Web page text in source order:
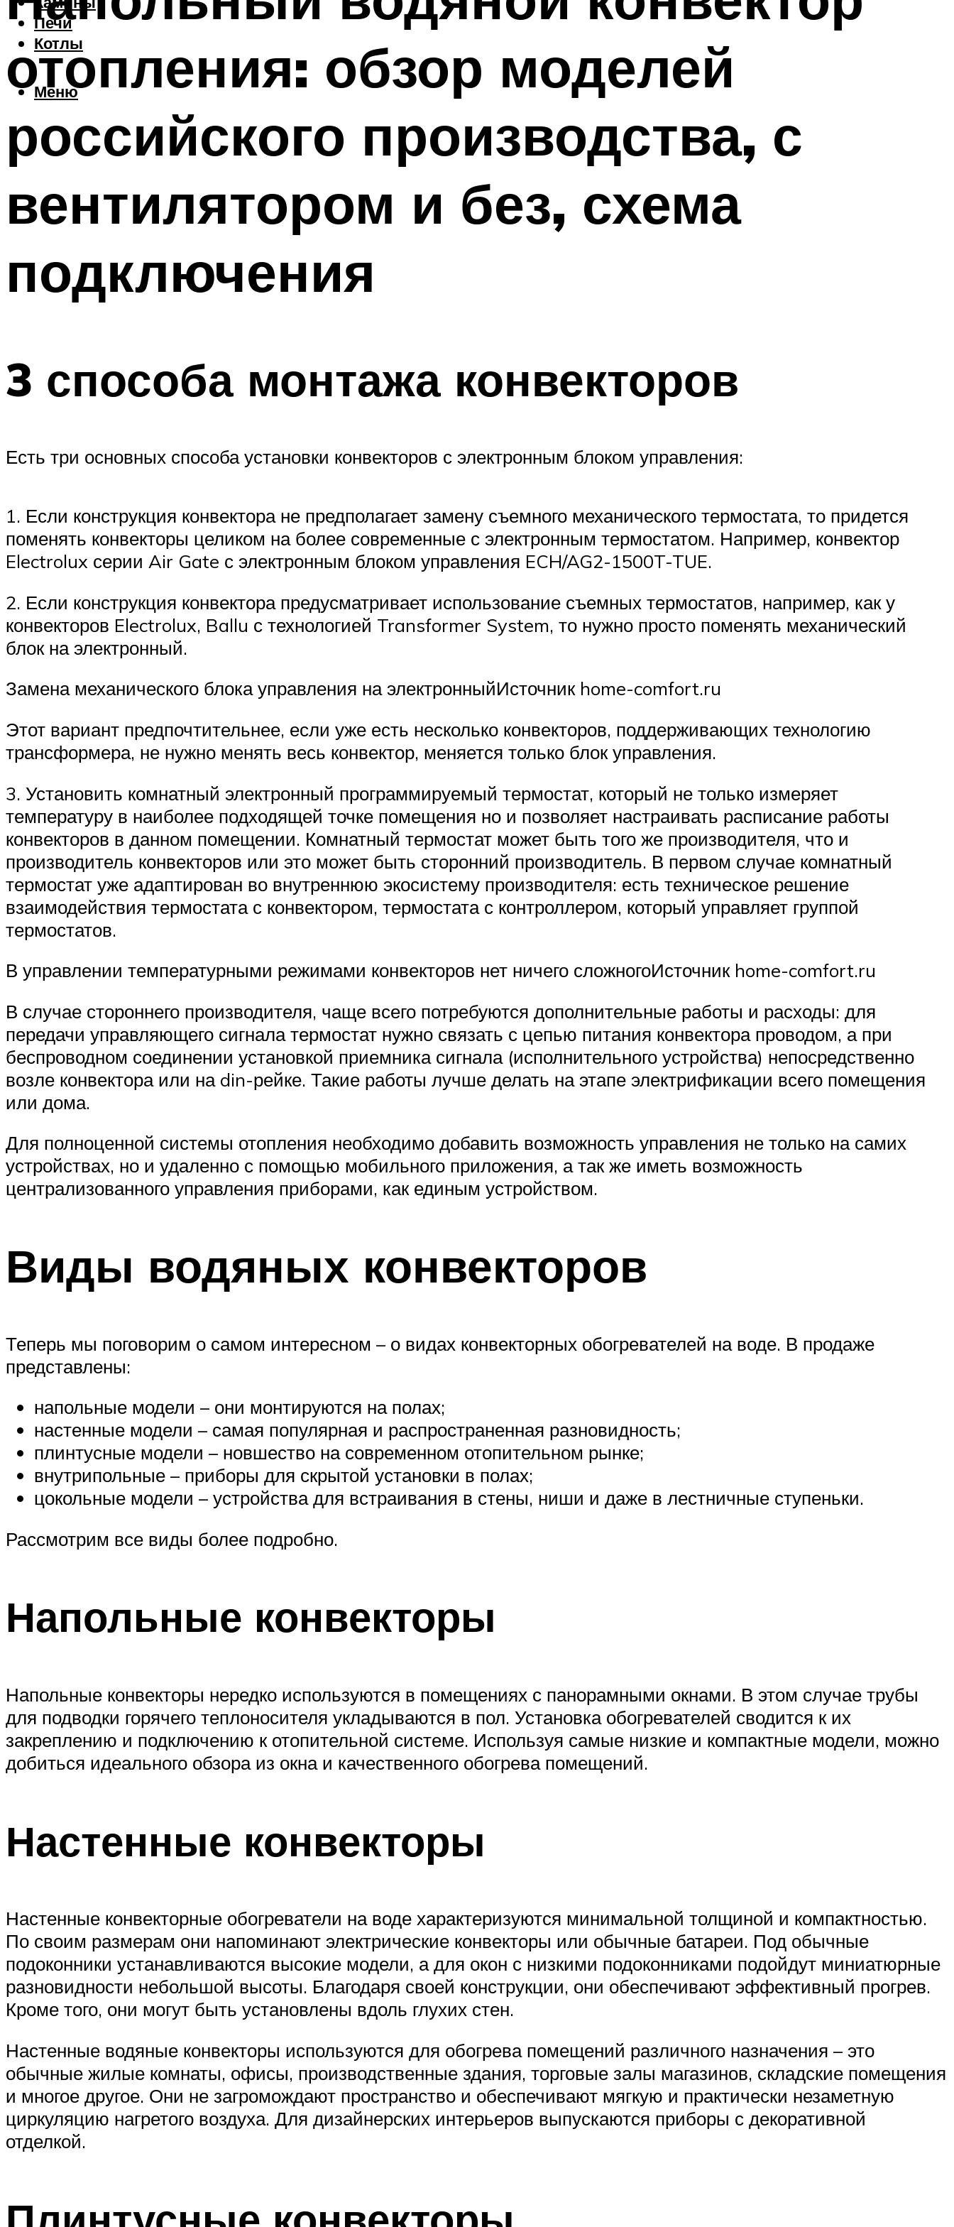
Печи
Котлы
Меню
отопления: обзор моделей
российского производства, с
вентилятором и без, схема
подключения
3 способа монтажа конвекторов
Есть три основных способа установки конвекторов с электронным блоком управления:
1. Если конструкция конвектора не предполагает замену съемного механического термостата, то придется
поменять конвекторы целиком на более современные с электронным термостатом. Например, конвектор
Electrolux серии Air Gate с электронным блоком управления ECH/AG2-1500T-TUE.
2. Если конструкция конвектора предусматривает использование съемных термостатов, например, как у
конвекторов Electrolux, Ballu с технологией Transformer System, то нужно просто поменять механический
блок на электронный.
Замена механического блока управления на электронныйИсточник home-comfort.ru
Этот вариант предпочтительнее, если уже есть несколько конвекторов, поддерживающих технологию
трансформера, не нужно менять весь конвектор, меняется только блок управления.
3. Установить комнатный электронный программируемый термостат, который не только измеряет
температуру в наиболее подходящей точке помещения но и позволяет настраивать расписание работы
конвекторов в данном помещении. Комнатный термостат может быть того же производителя, что и
производитель конвекторов или это может быть сторонний производитель. В первом случае комнатный
термостат уже адаптирован во внутреннюю экосистему производителя: есть техническое решение
взаимодействия термостата с конвектором, термостата с контроллером, который управляет группой
термостатов.
В управлении температурными режимами конвекторов нет ничего сложногоИсточник home-comfort.ru
В случае стороннего производителя, чаще всего потребуются дополнительные работы и расходы: для
передачи управляющего сигнала термостат нужно связать с цепью питания конвектора проводом, а при
беспроводном соединении установкой приемника сигнала (исполнительного устройства) непосредственно
возле конвектора или на din-рейке. Такие работы лучше делать на этапе электрификации всего помещения
или дома.
Для полноценной системы отопления необходимо добавить возможность управления не только на самих
устройствах, но и удаленно с помощью мобильного приложения, а так же иметь возможность
централизованного управления приборами, как единым устройством.
Виды водяных конвекторов
Теперь мы поговорим о самом интересном – о видах конвекторных обогревателей на воде. В продаже
представлены:
напольные модели – они монтируются на полах;
настенные модели – самая популярная и распространенная разновидность;
плинтусные модели – новшество на современном отопительном рынке;
внутрипольные – приборы для скрытой установки в полах;
цокольные модели – устройства для встраивания в стены, ниши и даже в лестничные ступеньки.
Рассмотрим все виды более подробно.
Напольные конвекторы
Напольные конвекторы нередко используются в помещениях с панорамными окнами. В этом случае трубы
для подводки горячего теплоносителя укладываются в пол. Установка обогревателей сводится к их
закреплению и подключению к отопительной системе. Используя самые низкие и компактные модели, можно
добиться идеального обзора из окна и качественного обогрева помещений.
Настенные конвекторы
Настенные конвекторные обогреватели на воде характеризуются минимальной толщиной и компактностью.
По своим размерам они напоминают электрические конвекторы или обычные батареи. Под обычные
подоконники устанавливаются высокие модели, а для окон с низкими подоконниками подойдут миниатюрные
разновидности небольшой высоты. Благодаря своей конструкции, они обеспечивают эффективный прогрев.
Кроме того, они могут быть установлены вдоль глухих стен.
Настенные водяные конвекторы используются для обогрева помещений различного назначения – это
обычные жилые комнаты, офисы, производственные здания, торговые залы магазинов, складские помещения
и многое другое. Они не загромождают пространство и обеспечивают мягкую и практически незаметную
циркуляцию нагретого воздуха. Для дизайнерских интерьеров выпускаются приборы с декоративной
отделкой.